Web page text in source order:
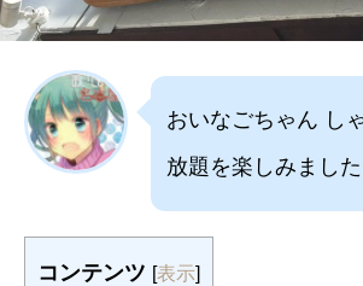
おいなごちゃん し
放題を楽しみました
コンテンツ [表示]